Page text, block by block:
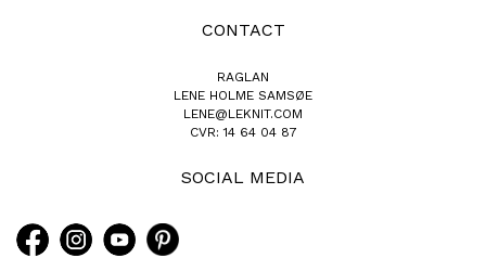
CONTACT
RAGLAN
LENE HOLME SAMSØE
LENE@LEKNIT.COM
CVR: 14 64 04 87
SOCIAL MEDIA